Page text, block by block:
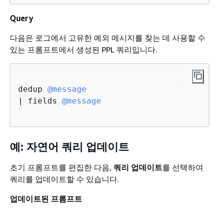
Query
다음은 로그에서 고유한 예외 메시지를 찾는 데 사용할 수
있는 프롬프트에서 생성된 PPL 쿼리입니다.
dedup @message
| fields @message
예: 자연어 쿼리 업데이트
초기 프롬프트를 편집한 다음, 쿼리 업데이트를 선택하여
쿼리를 업데이트할 수 있습니다.
업데이트된 프롬프트